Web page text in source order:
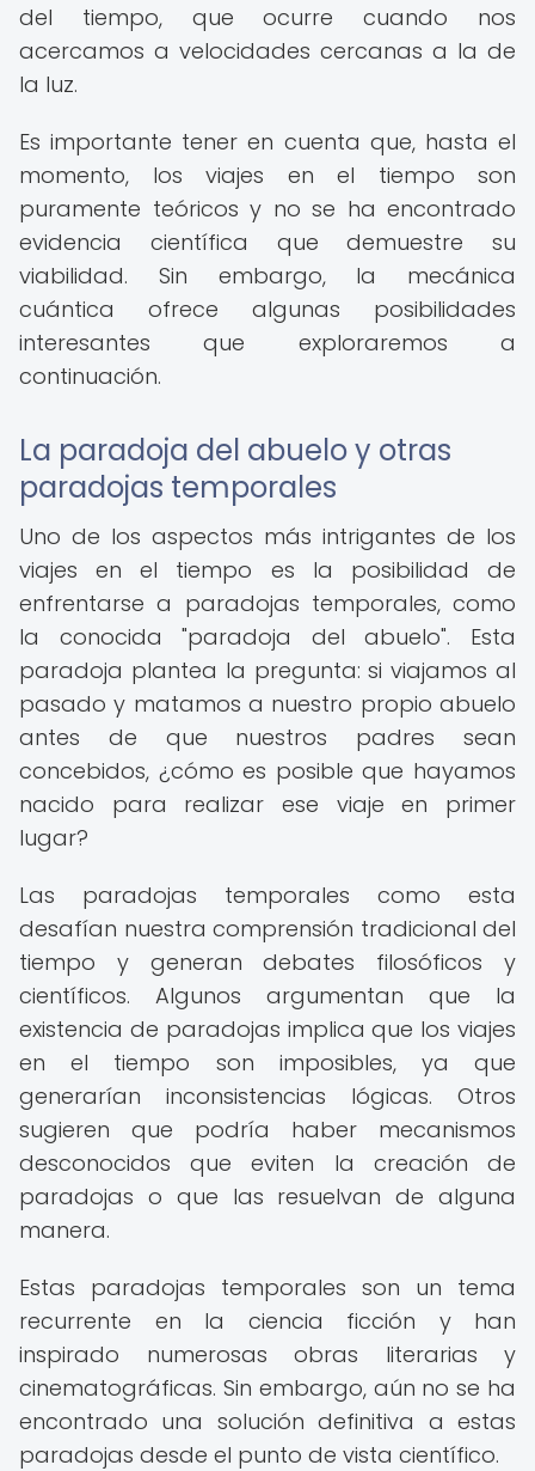
del tiempo, que ocurre cuando nos
acercamos a velocidades cercanas a la de
la luz.
Es importante tener en cuenta que, hasta el
momento, los viajes en el tiempo son
puramente teóricos y no se ha encontrado
evidencia científica que demuestre su
viabilidad. Sin embargo, la mecánica
cuántica ofrece algunas posibilidades
interesantes que exploraremos a
continuación.
La paradoja del abuelo y otras
paradojas temporales
Uno de los aspectos más intrigantes de los
viajes en el tiempo es la posibilidad de
enfrentarse a paradojas temporales, como
la conocida "paradoja del abuelo". Esta
paradoja plantea la pregunta: si viajamos al
pasado y matamos a nuestro propio abuelo
antes de que nuestros padres sean
concebidos, ¿cómo es posible que hayamos
nacido para realizar ese viaje en primer
lugar?
Las paradojas temporales como esta
desafían nuestra comprensión tradicional del
tiempo y generan debates filosóficos y
científicos. Algunos argumentan que la
existencia de paradojas implica que los viajes
en el tiempo son imposibles, ya que
generarían inconsistencias lógicas. Otros
sugieren que podría haber mecanismos
desconocidos que eviten la creación de
paradojas o que las resuelvan de alguna
manera.
Estas paradojas temporales son un tema
recurrente en la ciencia ficción y han
inspirado numerosas obras literarias y
cinematográficas. Sin embargo, aún no se ha
encontrado una solución definitiva a estas
paradojas desde el punto de vista científico.